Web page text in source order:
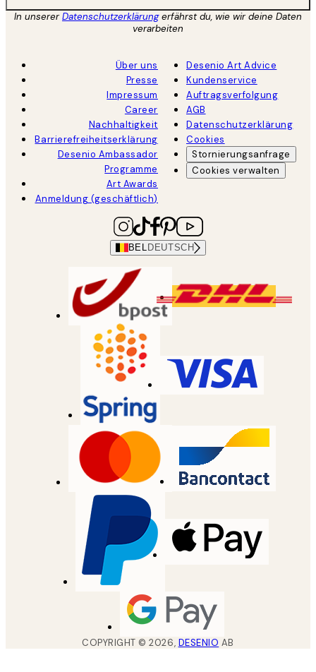
In unsererDatenschutzerklärungerfährst du, wie wir deine Daten
verarbeiten
Über uns
Presse
Impressum
Career
Nachhaltigkeit
Barrierefreiheitserklärung
Desenio Ambassador
Programme
Art Awards
Anmeldung (geschäftlich)
Desenio Art Advice
Kundenservice
Auftragsverfolgung
AGB
Datenschutzerklärung
Cookies
Stornierungsanfrage
Cookies verwalten
BEL DEUTSCH
COPYRIGHT ©2026, DESENIO AB